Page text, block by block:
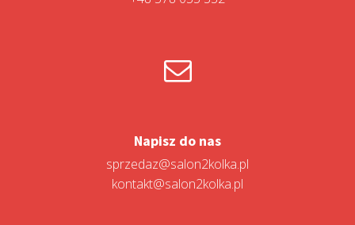
Napisz do nas
sprzedaz@salon2kolka.pl
kontakt@salon2kolka.pl